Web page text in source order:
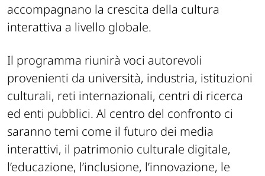
accompagnano la crescita della cultura
interattiva a livello globale.
Il programma riunirà voci autorevoli
provenienti da università, industria, istituzioni
culturali, reti internazionali, centri di ricerca
ed enti pubblici. Al centro del confronto ci
saranno temi come il futuro dei media
interattivi, il patrimonio culturale digitale,
l’educazione, l’inclusione, l’innovazione, le